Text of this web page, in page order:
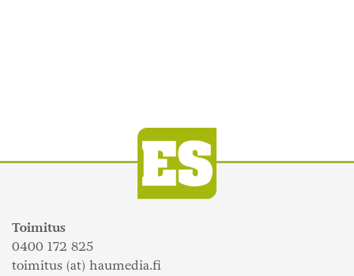
Toimitus
0400 172 825
toimitus (at) haumedia.fi